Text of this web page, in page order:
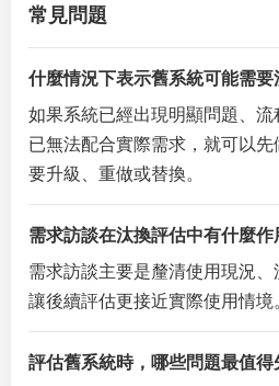
常見問題
什麼情況下表示舊系統可能需要
如果系統已經出現明顯問題、
已無法配合實際需求，就可以
要升級、重做或替換。
需求訪談在汰換評估中有什麼作
需求訪談主要是釐清使用現況、
讓後續評估更接近實際使用情境
評估舊系統時，哪些問題最值得